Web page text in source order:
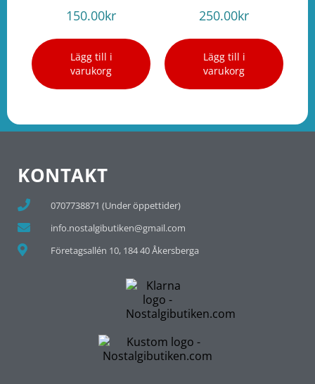
150.00kr
Lägg till i
varukorg
250.00kr
Lägg till i
varukorg
KONTAKT
0707738871 (Under öppettider)
info.nostalgibutiken@gmail.com
Företagsallén 10, 184 40 Åkersberga